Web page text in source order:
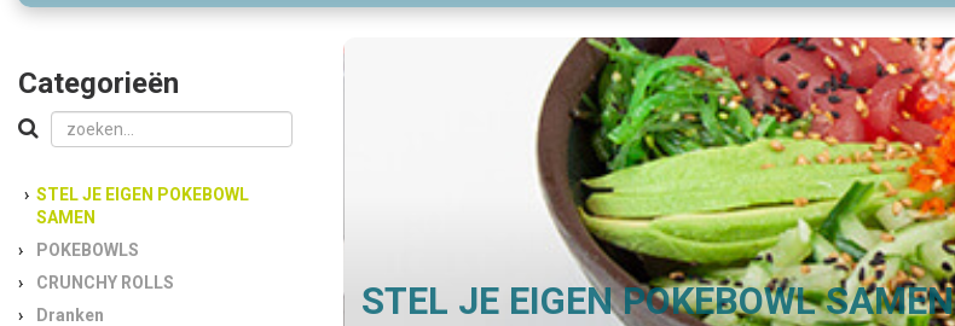
Categorieën
STEL JE EIGEN POKEBOWL
SAMEN
POKEBOWLS
CRUNCHY ROLLS
Dranken
STEL JE EIGEN POKEBOWL SAMEN